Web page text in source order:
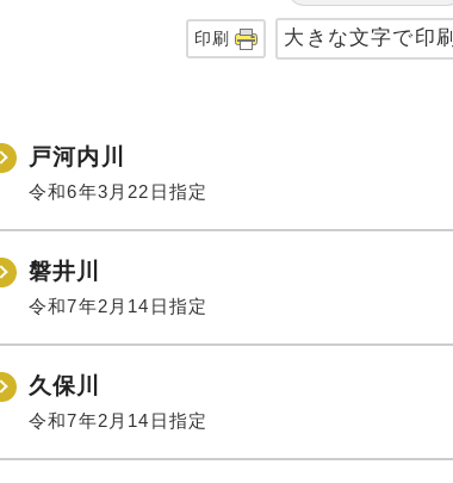
印刷 大きな文字で印刷
戸河内川
令和6年3月22日指定
磐井川
令和7年2月14日指定
久保川
令和7年2月14日指定